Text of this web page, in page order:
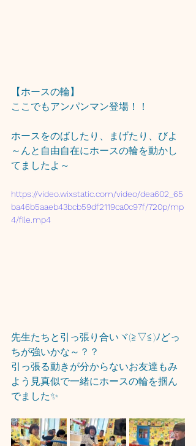
【ホースの輪】
ここでもアンパンマン登場！！
ホースをのばしたり、まげたり、びよ
～んと自由自在にホースの輪を動かし
てましたよ～
https://video.wixstatic.com/video/dea602_65
ba46b5aaeb43bcb59df2119ca0c97f/720p/mp
4/file.mp4
先生たちと引っ張り合いヾ(≧▽≦)ﾉどっ
ちが強いかな～？？
引っ張る動きが分からないお友達もみ
よう見真似で一緒にホースの輪を掴ん
でました✨